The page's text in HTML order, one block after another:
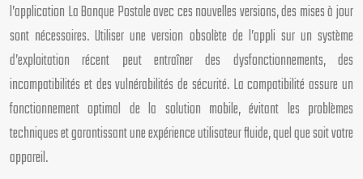
l’application La Banque Postale avec ces nouvelles versions, des mises à jour
sont nécessaires. Utiliser une version obsolète de l’appli sur un système
d’exploitation récent peut entraîner des dysfonctionnements, des
incompatibilités et des vulnérabilités de sécurité. La compatibilité assure un
fonctionnement optimal de la solution mobile, évitant les problèmes
techniques et garantissant une expérience utilisateur fluide, quel que soit votre
appareil.